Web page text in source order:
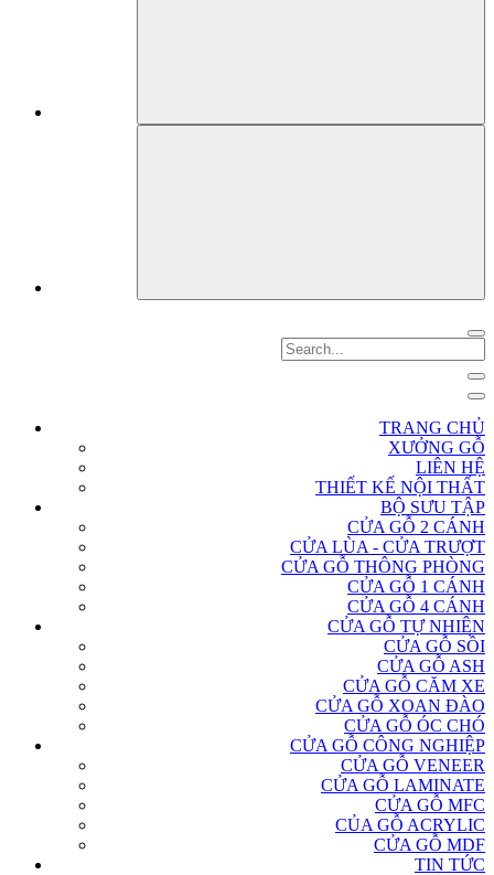
TRANG CHỦ
XƯỞNG GỖ
LIÊN HỆ
THIẾT KẾ NỘI THẤT
BỘ SƯU TẬP
CỬA GỖ 2 CÁNH
CỬA LÙA - CỬA TRƯỢT
CỬA GỖ THÔNG PHÒNG
CỬA GỖ 1 CÁNH
CỬA GỖ 4 CÁNH
CỬA GỖ TỰ NHIÊN
CỬA GỖ SỒI
CỬA GỖ ASH
CỬA GỖ CĂM XE
CỬA GỖ XOAN ĐÀO
CỬA GỖ ÓC CHÓ
CỬA GỖ CÔNG NGHIỆP
CỬA GỖ VENEER
CỬA GỖ LAMINATE
CỬA GỖ MFC
CỦA GỖ ACRYLIC
CỬA GỖ MDF
TIN TỨC